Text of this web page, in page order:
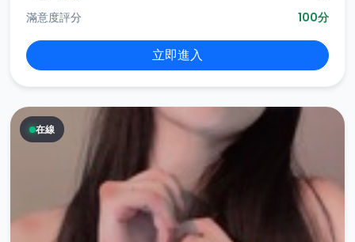
滿意度評分
100分
立即進入
在線